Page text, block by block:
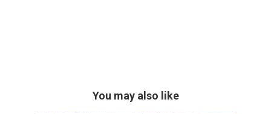
You may also like